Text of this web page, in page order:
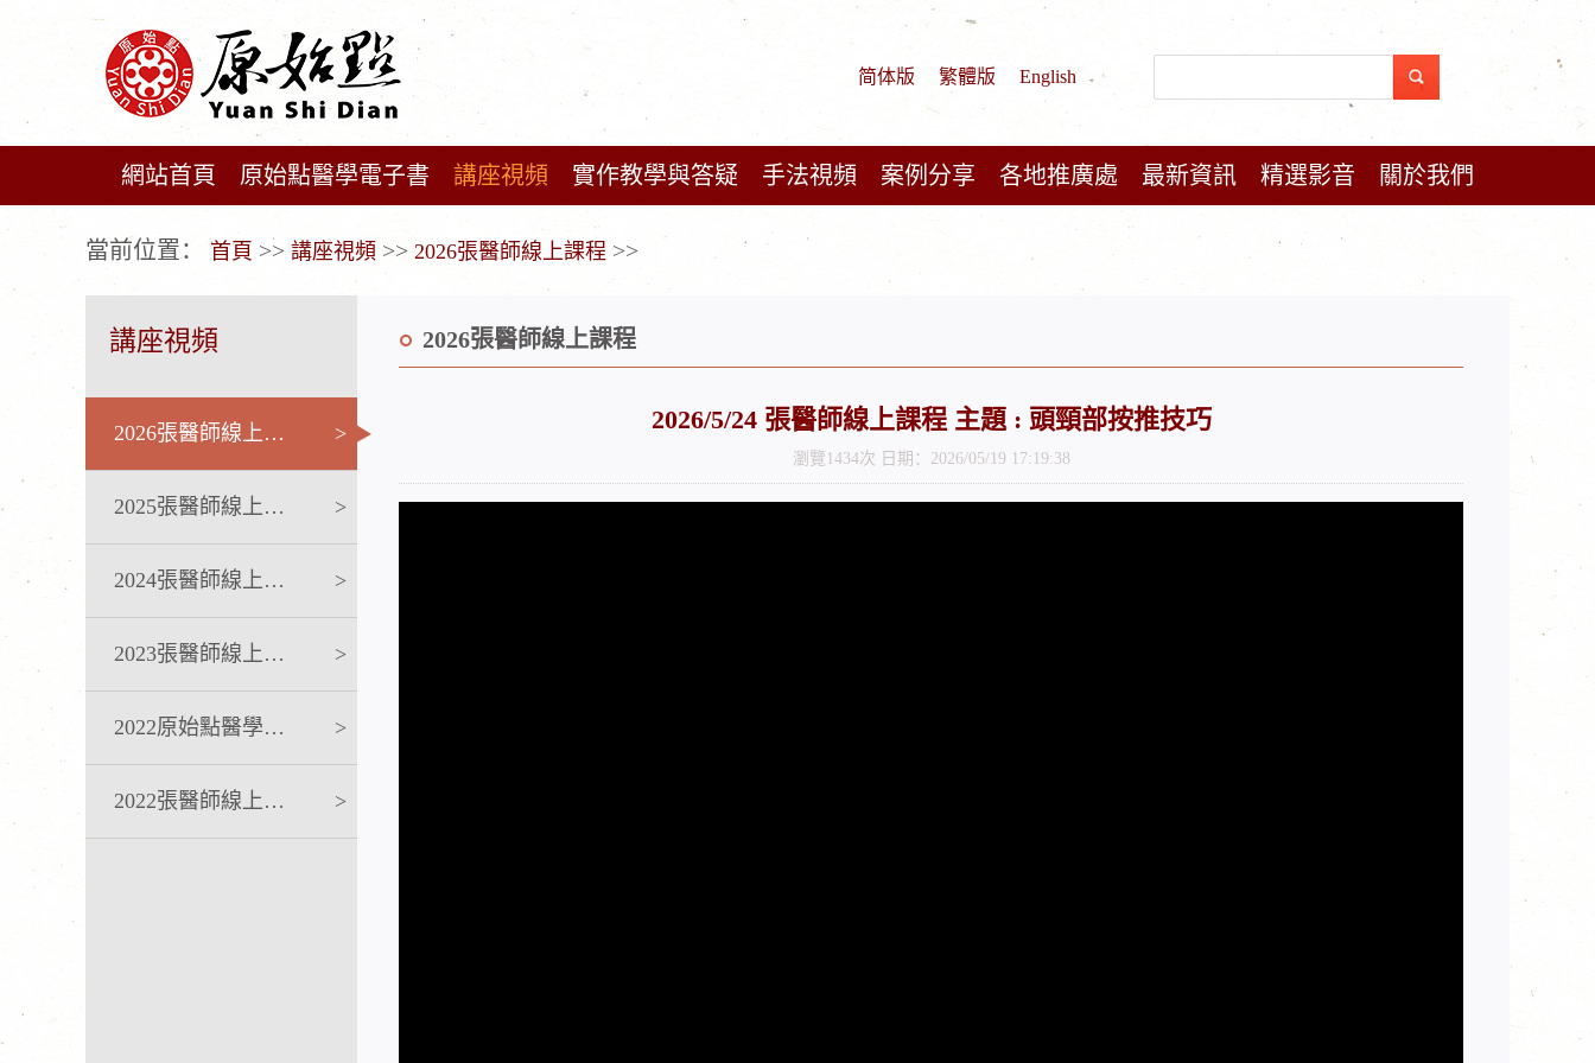
简体版 繁體版 English
網站首頁 原始點醫學電子書 講座視頻 實作教學與答疑 手法視頻 案例分享 各地推廣處 最新資訊 精選影音 關於我們
當前位置： 首頁 >> 講座視頻 >> 2026張醫師線上課程 >>
講座視頻
2026張醫師線上課程 >
2025張醫師線上課程 >
2024張醫師線上課程 >
2023張醫師線上課程 >
2022原始點醫學完整版講座 >
2022張醫師線上課程 >
2026張醫師線上課程
2026/5/24 張醫師線上課程 主題 : 頭頸部按推技巧
瀏覽1434次 日期：2026/05/19 17:19:38